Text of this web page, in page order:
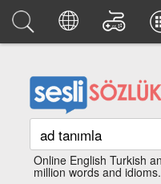
Online English Turkish
million words and idioms.